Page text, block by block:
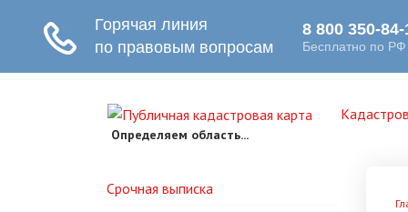
Определяем область...
Срочная выписка